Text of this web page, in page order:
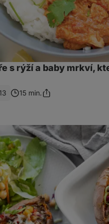
s rýží a baby mrkví,
15 min.Sdílet